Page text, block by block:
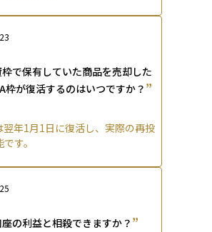
で保有していた商品を売却した
枠が復活するのはいつですか？ ”
年1月1日に復活し、実際の再投
す。
の利益と相殺できますか？”